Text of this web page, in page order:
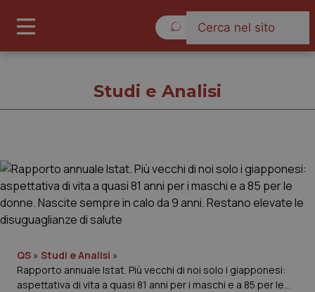
Cronache
Regioni e Asl
Studi e Analisi
QS » Studi e Analisi »
Rapporto annuale Istat. Più vecchi di noi solo i giapponesi:
aspettativa di vita a quasi 81 anni per i maschi e a 85 per le